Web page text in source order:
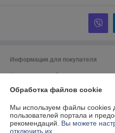
Информация для покупателя
Индивидуальный предприниматель:
г. Минск, ул. Гая, дом 20, кв. 3
Регистрационный номер ЕГР:
УНП: 190153422
Обработка файлов cookie
Мы используем файлы cookies
пользователей портала и
рекомендаций. Вы можете
отключить их.